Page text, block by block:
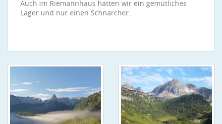
Auch im Riemannhaus hatten wir ein gemütliches
Lager und nur einen Schnarcher.